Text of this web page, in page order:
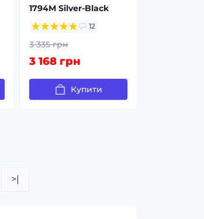
1794M Silver-Black
12
3 335 грн
3 168 грн
Купити
>|